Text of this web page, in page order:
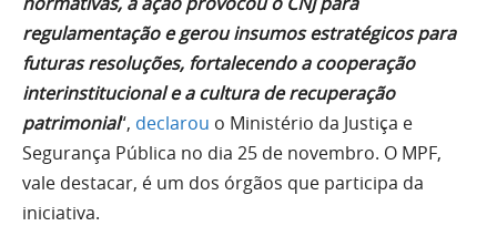
regulamentação e gerou insumos estratégicos para
futuras resoluções, fortalecendo a cooperação
interinstitucional e a cultura de recuperação
patrimonial“, declarou o Ministério da Justiça e
Segurança Pública no dia 25 de novembro. O MPF,
vale destacar, é um dos órgãos que participa da
iniciativa.